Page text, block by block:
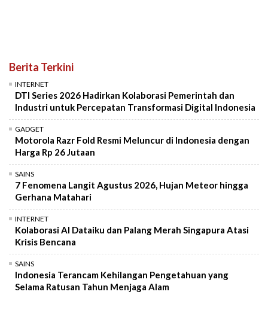
Berita Terkini
INTERNET
DTI Series 2026 Hadirkan Kolaborasi Pemerintah dan
Industri untuk Percepatan Transformasi Digital Indonesia
GADGET
Motorola Razr Fold Resmi Meluncur di Indonesia dengan
Harga Rp 26 Jutaan
SAINS
7 Fenomena Langit Agustus 2026, Hujan Meteor hingga
Gerhana Matahari
INTERNET
Kolaborasi AI Dataiku dan Palang Merah Singapura Atasi
Krisis Bencana
SAINS
Indonesia Terancam Kehilangan Pengetahuan yang
Selama Ratusan Tahun Menjaga Alam